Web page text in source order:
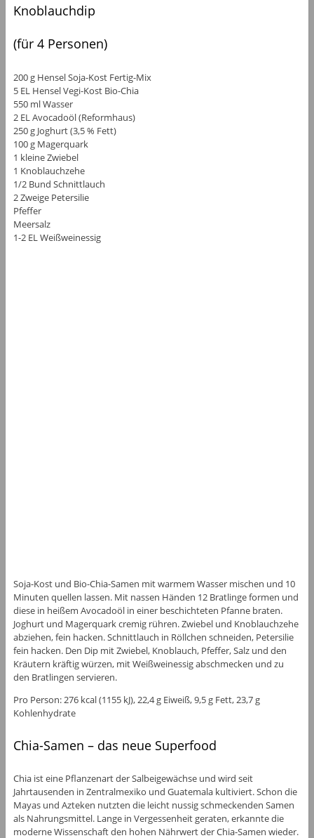
Knoblauchdip
(für 4 Personen)
200 g Hensel Soja-Kost Fertig-Mix
5 EL Hensel Vegi-Kost Bio-Chia
550 ml Wasser
2 EL Avocadoöl (Reformhaus)
250 g Joghurt (3,5 % Fett)
100 g Magerquark
1 kleine Zwiebel
1 Knoblauchzehe
1/2 Bund Schnittlauch
2 Zweige Petersilie
Pfeffer
Meersalz
1-2 EL Weißweinessig
Soja-Kost und Bio-Chia-Samen mit warmem Wasser mischen und 10
Minuten quellen lassen. Mit nassen Händen 12 Bratlinge formen und
diese in heißem Avocadoöl in einer beschichteten Pfanne braten.
Joghurt und Magerquark cremig rühren. Zwiebel und Knoblauchzehe
abziehen, fein hacken. Schnittlauch in Röllchen schneiden, Petersilie
fein hacken. Den Dip mit Zwiebel, Knoblauch, Pfeffer, Salz und den
Kräutern kräftig würzen, mit Weißweinessig abschmecken und zu
den Bratlingen servieren.
Pro Person: 276 kcal (1155 kJ), 22,4 g Eiweiß, 9,5 g Fett, 23,7 g
Kohlenhydrate
Chia-Samen – das neue Superfood
Chia ist eine Pflanzenart der Salbeigewächse und wird seit
Jahrtausenden in Zentralmexiko und Guatemala kultiviert. Schon die
Mayas und Azteken nutzten die leicht nussig schmeckenden Samen
als Nahrungsmittel. Lange in Vergessenheit geraten, erkannte die
moderne Wissenschaft den hohen Nährwert der Chia-Samen wieder.